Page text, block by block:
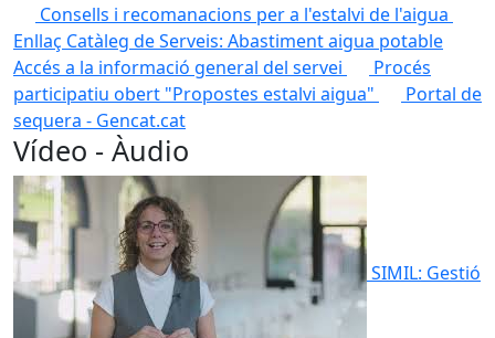
Consells i recomanacions per a l'estalvi de l'aigua
Enllaç Catàleg de Serveis: Abastiment aigua potable
Accés a la informació general del servei
Procés
participatiu obert "Propostes estalvi aigua"
Portal de
sequera - Gencat.cat
Vídeo - Àudio
SIMIL: Gestió